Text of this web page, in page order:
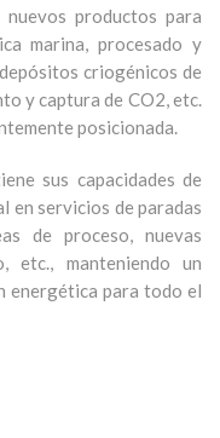
productos para
marina, procesado y
criogénicos de
y captura de CO2, etc.
posicionada.
sus capacidades de
en servicios de paradas
de proceso, nuevas
etc., manteniendo un
energética para todo el